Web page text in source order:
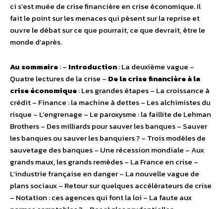
ci s’est muée de crise financière en crise économique. Il
fait le point sur les menaces qui pèsent sur la reprise et
ouvre le débat sur ce que pourrait, ce que devrait, être le
monde d’après.
Au sommaire: – Introduction: La deuxième vague –
Quatre lectures de la crise – De la crise financière à la
crise économique: Les grandes étapes – La croissance à
crédit – Finance : la machine à dettes – Les alchimistes du
risque – L’engrenage – Le paroxysme : la faillite de Lehman
Brothers – Des milliards pour sauver les banques – Sauver
les banques ou sauver les banquiers ? – Trois modèles de
sauvetage des banques – Une récession mondiale – Aux
grands maux, les grands remèdes – La France en crise –
L’industrie française en danger – La nouvelle vague de
plans sociaux – Retour sur quelques accélérateurs de crise
– Notation : ces agences qui font la loi – La faute aux